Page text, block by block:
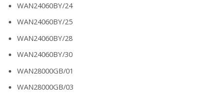
WAN24060BY/24
WAN24060BY/25
WAN24060BY/28
WAN24060BY/30
WAN28000GB/01
WAN28000GB/03